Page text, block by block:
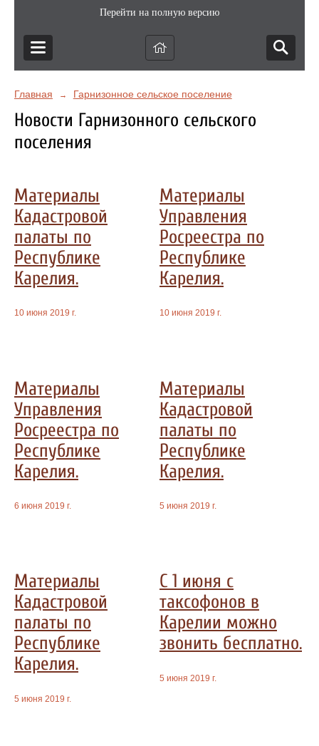
Перейти на полную версию
Главная → Гарнизонное сельское поселение
Новости Гарнизонного сельского
поселения
Материалы
Кадастровой
палаты по
Республике
Карелия.
10 июня 2019 г.
Материалы
Управления
Росреестра по
Республике
Карелия.
10 июня 2019 г.
Материалы
Управления
Росреестра по
Республике
Карелия.
6 июня 2019 г.
Материалы
Кадастровой
палаты по
Республике
Карелия.
5 июня 2019 г.
Материалы
Кадастровой
палаты по
Республике
Карелия.
5 июня 2019 г.
С 1 июня с
таксофонов в
Карелии можно
звонить бесплатно.
5 июня 2019 г.